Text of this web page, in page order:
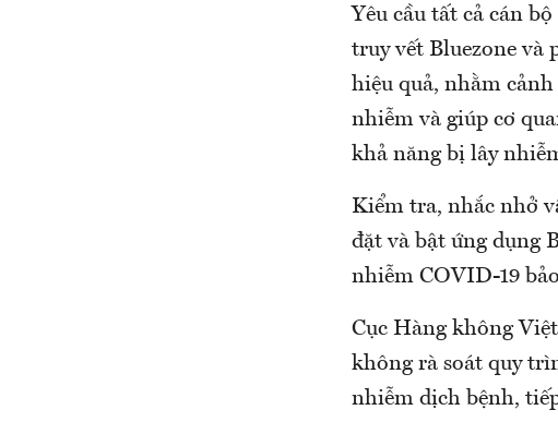
Yêu cầu tất cả cán
truy vết Bluezone và
hiệu quả, nhằm
nhiễm và giúp cơ
khả năng bị lây
Kiểm tra, nhắc nhở
đặt và bật ứng dụng
nhiễm COVID-19
Cục Hàng không
không rà soát quy
nhiễm dịch bệnh,